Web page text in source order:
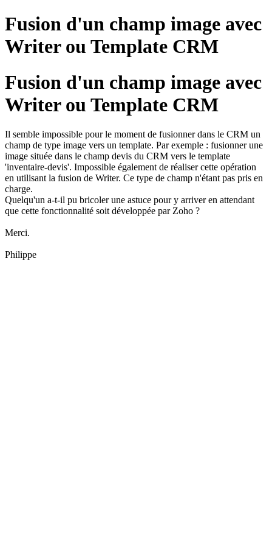
Fusion d'un champ image avec
Writer ou Template CRM
Fusion d'un champ image avec
Writer ou Template CRM
Il semble impossible pour le moment de fusionner dans le CRM un
champ de type image vers un template. Par exemple : fusionner une
image située dans le champ devis du CRM vers le template
'inventaire-devis'. Impossible également de réaliser cette opération
en utilisant la fusion de Writer. Ce type de champ n'étant pas pris en
charge.
Quelqu'un a-t-il pu bricoler une astuce pour y arriver en attendant
que cette fonctionnalité soit développée par Zoho ?
Merci.
Philippe